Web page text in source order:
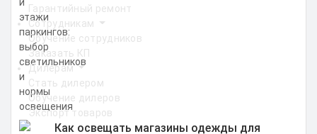
Гарантийный ремонт
Сотрудникам
Обучение сотрудников
Заказать КП
Дилерам
Стать дилером
Обучение дилеров
Экспорт товаров
Как освещать магазины одежды для